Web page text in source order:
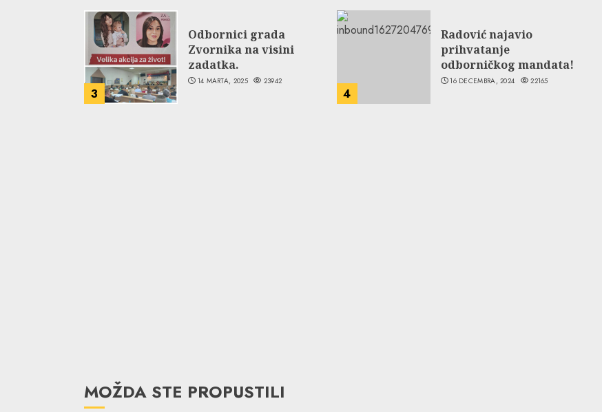
3
Odbornici grada
Zvornika na visini
zadatka.
14 MARTA, 2025 23942
4
Radović najavio
prihvatanje
odborničkog mandata!
16 DECEMBRA, 2024 22165
MOŽDA STE PROPUSTILI